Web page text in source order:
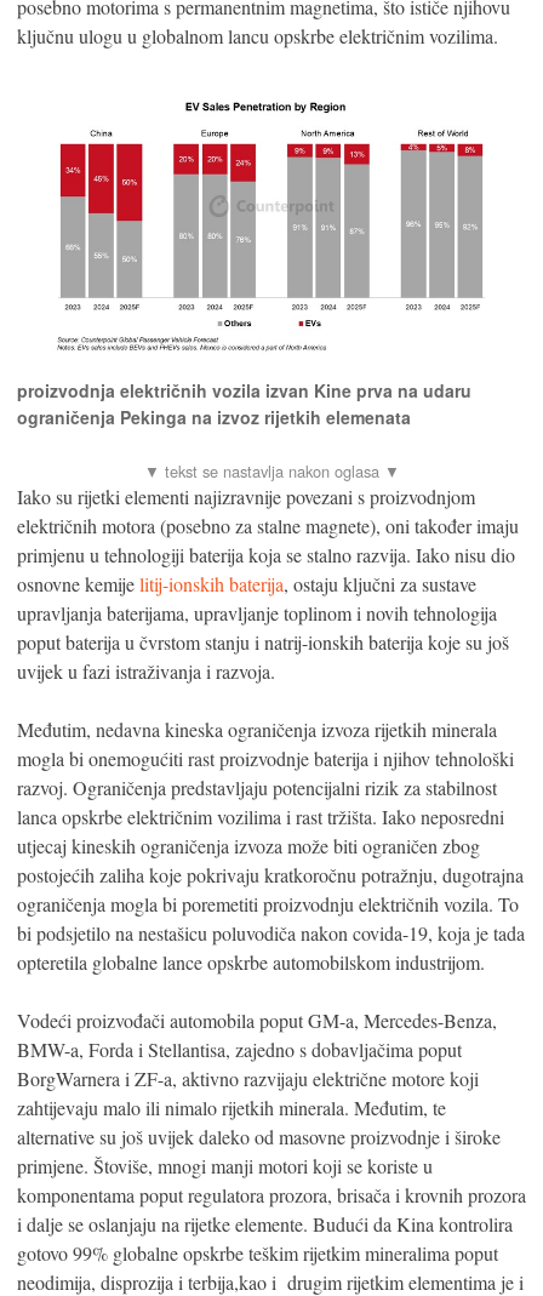
posebno motorima s permanentnim magnetima, što ističe njihovu
ključnu ulogu u globalnom lancu opskrbe električnim vozilima.
proizvodnja električnih vozila izvan Kine prva na udaru
ograničenja Pekinga na izvoz rijetkih elemenata
Iako su rijetki elementi najizravnije povezani s proizvodnjom
električnih motora (posebno za stalne magnete), oni također imaju
primjenu u tehnologiji baterija koja se stalno razvija. Iako nisu dio
osnovne kemijelitij-ionskih baterija, ostaju ključni za sustave
upravljanja baterijama, upravljanje toplinom i novih tehnologija
poput baterija u čvrstom stanju i natrij-ionskih baterija koje su još
uvijek u fazi istraživanja i razvoja.
Međutim, nedavna kineska ograničenja izvoza rijetkih minerala
mogla bi onemogućiti rast proizvodnje baterija i njihov tehnološki
razvoj. Ograničenja predstavljaju potencijalni rizik za stabilnost
lanca opskrbe električnim vozilima i rast tržišta. Iako neposredni
utjecaj kineskih ograničenja izvoza može biti ograničen zbog
postojećih zaliha koje pokrivaju kratkoročnu potražnju, dugotrajna
ograničenja mogla bi poremetiti proizvodnju električnih vozila. To
bi podsjetilo na nestašicu poluvodiča nakon covida-19, koja je tada
opteretila globalne lance opskrbe automobilskom industrijom.
Vodeći proizvođači automobila poput GM-a, Mercedes-Benza,
BMW-a, Forda i Stellantisa, zajedno s dobavljačima poput
BorgWarnera i ZF-a, aktivno razvijaju električne motore koji
zahtijevaju malo ili nimalo rijetkih minerala. Međutim, te
alternative su još uvijek daleko od masovne proizvodnje i široke
primjene. Štoviše, mnogi manji motori koji se koriste u
komponentama poput regulatora prozora, brisača i krovnih prozora
i dalje se oslanjaju na rijetke elemente. Budući da Kina kontrolira
gotovo 99% globalne opskrbe teškim rijetkim mineralima poput
neodimija, disprozija i terbija,kao i drugim rijetkim elementima je i